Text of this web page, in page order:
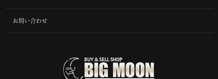
お問い合わせ